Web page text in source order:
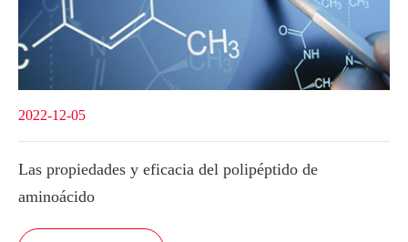
2022-12-05
Las propiedades y eficacia del polipéptido de
aminoácido